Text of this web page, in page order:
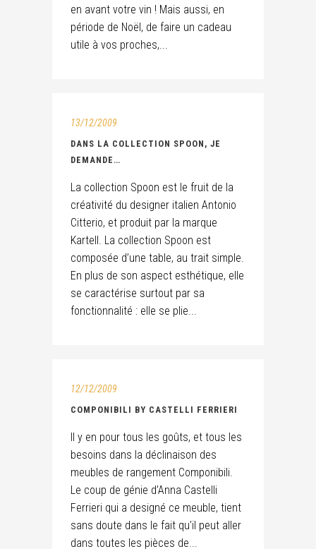
en avant votre vin ! Mais aussi, en
période de Noël, de faire un cadeau
utile à vos proches,...
13/12/2009
DANS LA COLLECTION SPOON, JE
DEMANDE…
La collection Spoon est le fruit de la
créativité du designer italien Antonio
Citterio, et produit par la marque
Kartell. La collection Spoon est
composée d’une table, au trait simple.
En plus de son aspect esthétique, elle
se caractérise surtout par sa
fonctionnalité : elle se plie...
12/12/2009
COMPONIBILI BY CASTELLI FERRIERI
Il y en pour tous les goûts, et tous les
besoins dans la déclinaison des
meubles de rangement Componibili.
Le coup de génie d’Anna Castelli
Ferrieri qui a designé ce meuble, tient
sans doute dans le fait qu'il peut aller
dans toutes les pièces de...